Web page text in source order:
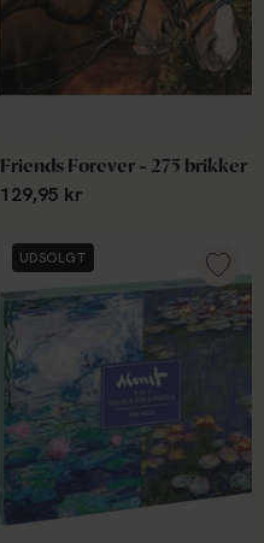
Friends Forever - 275 brikker
129,95 kr
UDSOLGT